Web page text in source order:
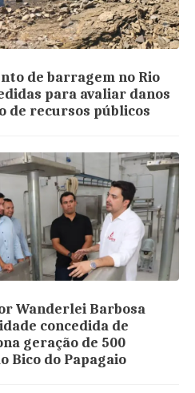
de barragem no Rio
para avaliar danos
de recursos públicos
Wanderlei Barbosa
concedida de
geração de 500
Bico do Papagaio